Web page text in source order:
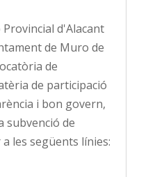
Provincial d'Alacant
de Muro de
de
de participació
i bon govern,
subvenció de
les següents línies: